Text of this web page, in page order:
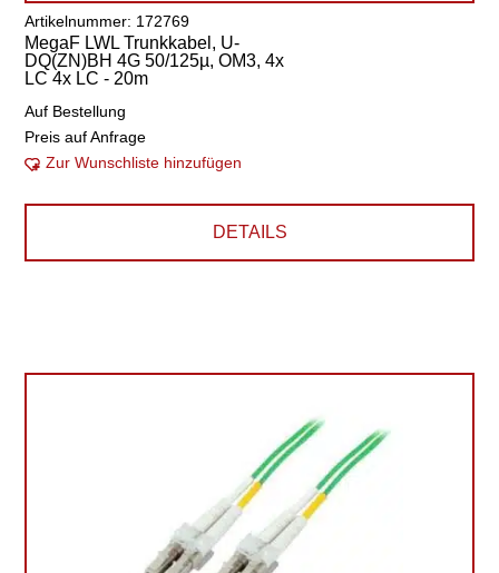
Artikelnummer: 172769
MegaF LWL Trunkkabel, U-
DQ(ZN)BH 4G 50/125µ, OM3, 4x
LC 4x LC - 20m
Auf Bestellung
Preis auf Anfrage
Zur Wunschliste hinzufügen
DETAILS